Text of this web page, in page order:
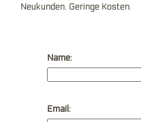
Neukunden. Geringe Kosten.
Name:
Email: